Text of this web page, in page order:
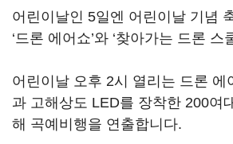
어린이날인 5일엔 어린이날 기념
‘드론 에어쇼’와 ‘찾아가는 드론 스
어린이날 오후 2시 열리는 드론 에
과 고해상도 LED를 장착한 200여
해 곡예비행을 연출합니다.